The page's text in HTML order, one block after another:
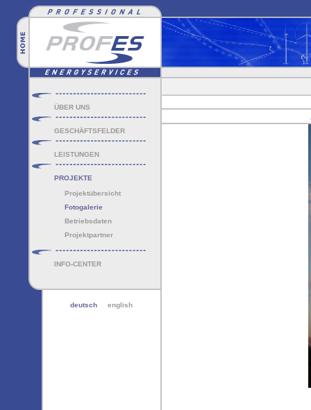
ÜBER UNS
GESCHÄFTSFELDER
LEISTUNGEN
PROJEKTE
Projektübersicht
Fotogalerie
Betriebsdaten
Projektpartner
INFO-CENTER
deutsch english